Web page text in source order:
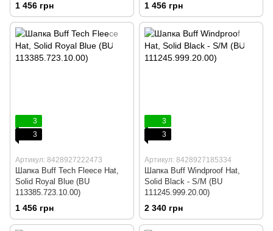
1 456 грн 1 456 грн
3
3
Артикул: 8428927222473
Шапка Buff Tech Fleece Hat,
Solid Royal Blue (BU
113385.723.10.00)
1 456 грн
3
3
Артикул: 8428927185334
Шапка Buff Windproof Hat,
Solid Black - S/M (BU
111245.999.20.00)
2 340 грн